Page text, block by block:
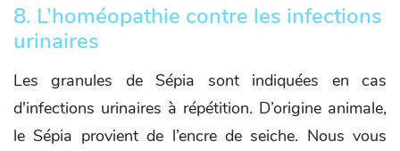
8. L’homéopathie contre les infections
urinaires
Les granules de Sépia sont indiquées en cas
d'infections urinaires à répétition. D’origine animale,
le Sépia provient de l’encre de seiche. Nous vous